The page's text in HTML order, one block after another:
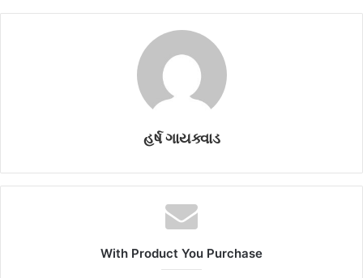
હર્ષ ગાયક્વાડ
With Product You Purchase